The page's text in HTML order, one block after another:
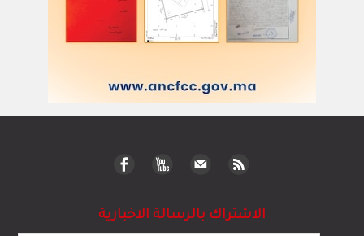
الاشتراك بالرسالة الاخبارية